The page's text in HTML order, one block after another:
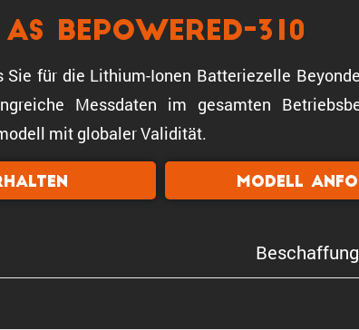
BePowered-310
Sie für die Lithium-Ionen Batteriezelle
Messdaten im gesamten
mit globaler Validität.
Modell